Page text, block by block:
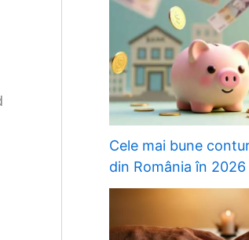
Cele mai bune
din România în 2026